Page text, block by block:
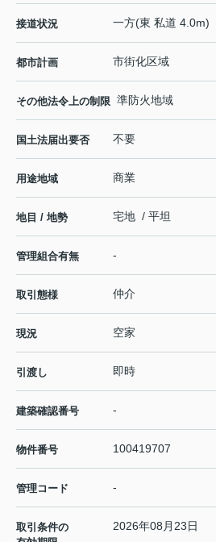
接道状況 一方(東 私道 4.0m)
都市計画 市街化区域
その他法令上の制限 準防火地域
国土法届出要否 不要
用途地域 商業
地目 / 地勢 宅地 / 平坦
管理組合有無 -
取引態様 仲介
現況 空家
引渡し 即時
建築確認番号 -
物件番号 100419707
管理コード -
取引条件の
2026年08月23日